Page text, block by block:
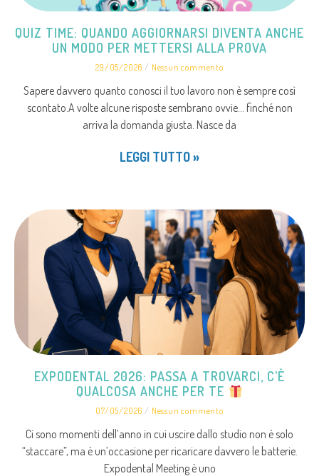
QUIZ TIME: QUANDO AGGIORNARSI DIVENTA ANCHE
UN MODO PER METTERSI ALLA PROVA
29/05/2026 Nessun commento
Sapere davvero quanto conosci il tuo lavoro non è sempre così
scontato.A volte alcune risposte sembrano ovvie… finché non
arriva la domanda giusta. Nasce da
LEGGI TUTTO »
EXPODENTAL 2026: PASSA A TROVARCI, C’È
QUALCOSA ANCHE PER TE
07/05/2026 Nessun commento
Ci sono momenti dell’anno in cui uscire dallo studio non è solo
“staccare”, ma è un’occasione per ricaricare davvero le batterie.
Expodental Meeting è uno